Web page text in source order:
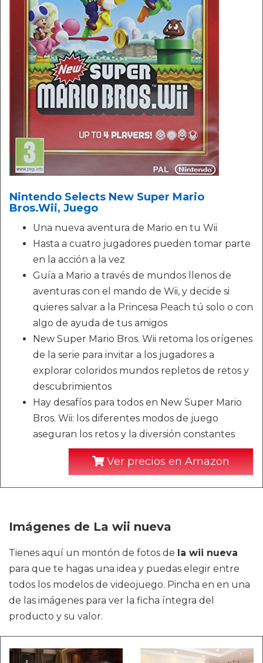
Nintendo Selects New Super Mario
Bros.Wii, Juego
Una nueva aventura de Mario en tu Wii
Hasta a cuatro jugadores pueden tomar parte
en la acción a la vez
Guía a Mario a través de mundos llenos de
aventuras con el mando de Wii, y decide si
quieres salvar a la Princesa Peach tú solo o con
algo de ayuda de tus amigos
New Super Mario Bros. Wii retoma los orígenes
de la serie para invitar a los jugadores a
explorar coloridos mundos repletos de retos y
descubrimientos
Hay desafíos para todos en New Super Mario
Bros. Wii: los diferentes modos de juego
aseguran los retos y la diversión constantes
Ver precios en Amazon
Imágenes de La wii nueva
Tienes aquí un montón de fotos de la wii nueva
para que te hagas una idea y puedas elegir entre
todos los modelos de videojuego. Pincha en en una
de las imágenes para ver la ficha íntegra del
producto y su valor.